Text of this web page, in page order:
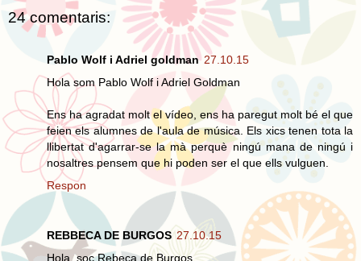
24 comentaris:
Pablo Wolf i Adriel goldman 27.10.15
Hola som Pablo Wolf i Adriel Goldman
Ens ha agradat molt el vídeo, ens ha paregut molt bé el que
feien els alumnes de l'aula de música. Els xics tenen tota la
llibertat d'agarrar-se la mà perquè ningú mana de ningú i
nosaltres pensem que hi poden ser el que ells vulguen.
Respon
REBBECA DE BURGOS 27.10.15
Hola, soc Rebeca de Burgos